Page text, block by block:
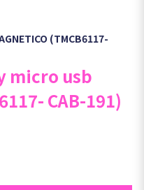
(TMCB6117-
micro usb
CAB-191)